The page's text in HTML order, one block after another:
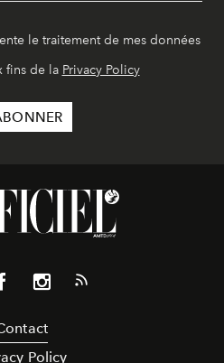
le traitement de mes données
fins de la Privacy Policy
Policy